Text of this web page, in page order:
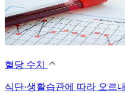
혈당 수치
식단·생활습관에 따라 오르